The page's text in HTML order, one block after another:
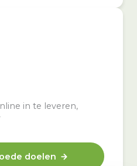
in te leveren,
doelen